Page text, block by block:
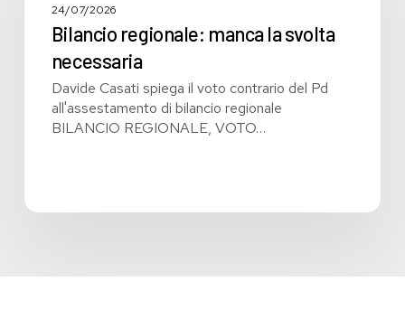
svolta
24/07/2026
Bilancio regionale: manca la svolta
necessaria
Davide Casati spiega il voto contrario del Pd
all'assestamento di bilancio regionale
BILANCIO REGIONALE, VOTO…